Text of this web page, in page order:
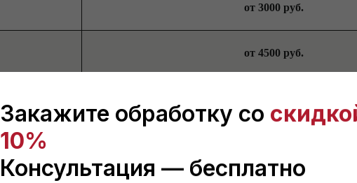
Закажите обработку со
10%
Консультация — бесплатно
от 3000 руб.
от 4500 руб.